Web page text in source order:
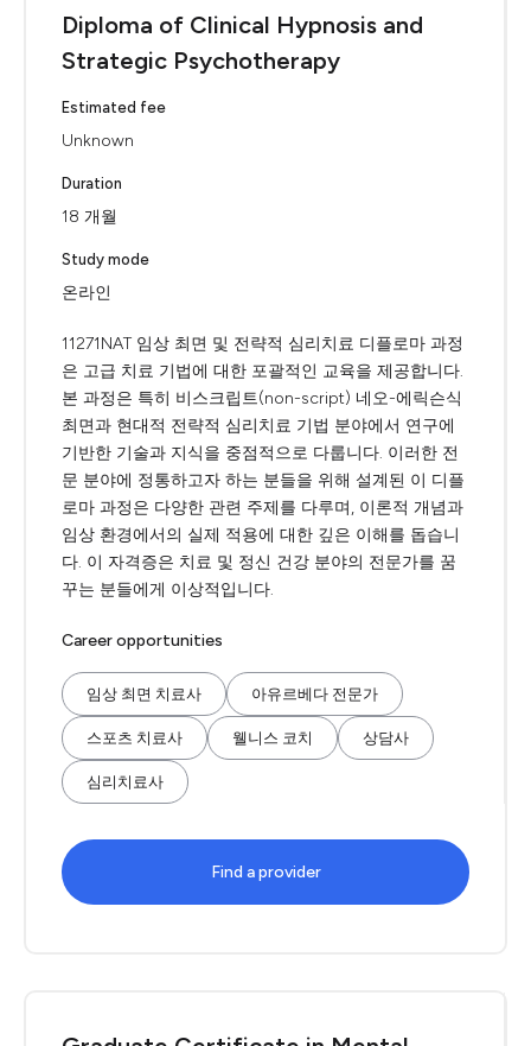
Diploma of Clinical Hypnosis and
Strategic Psychotherapy
Estimated fee
Unknown
Duration
18 개월
Study mode
온라인
11271NAT 임상 최면 및 전략적 심리치료 디플로마 과정
은 고급 치료 기법에 대한 포괄적인 교육을 제공합니다.
본 과정은 특히 비스크립트(non-script) 네오-에릭슨식
최면과 현대적 전략적 심리치료 기법 분야에서 연구에
기반한 기술과 지식을 중점적으로 다룹니다. 이러한 전
문 분야에 정통하고자 하는 분들을 위해 설계된 이 디플
로마 과정은 다양한 관련 주제를 다루며, 이론적 개념과
임상 환경에서의 실제 적용에 대한 깊은 이해를 돕습니
다. 이 자격증은 치료 및 정신 건강 분야의 전문가를 꿈
꾸는 분들에게 이상적입니다.
Career opportunities
임상 최면 치료사 아유르베다 전문가
스포츠 치료사 웰니스 코치 상담사
심리치료사
Find a provider